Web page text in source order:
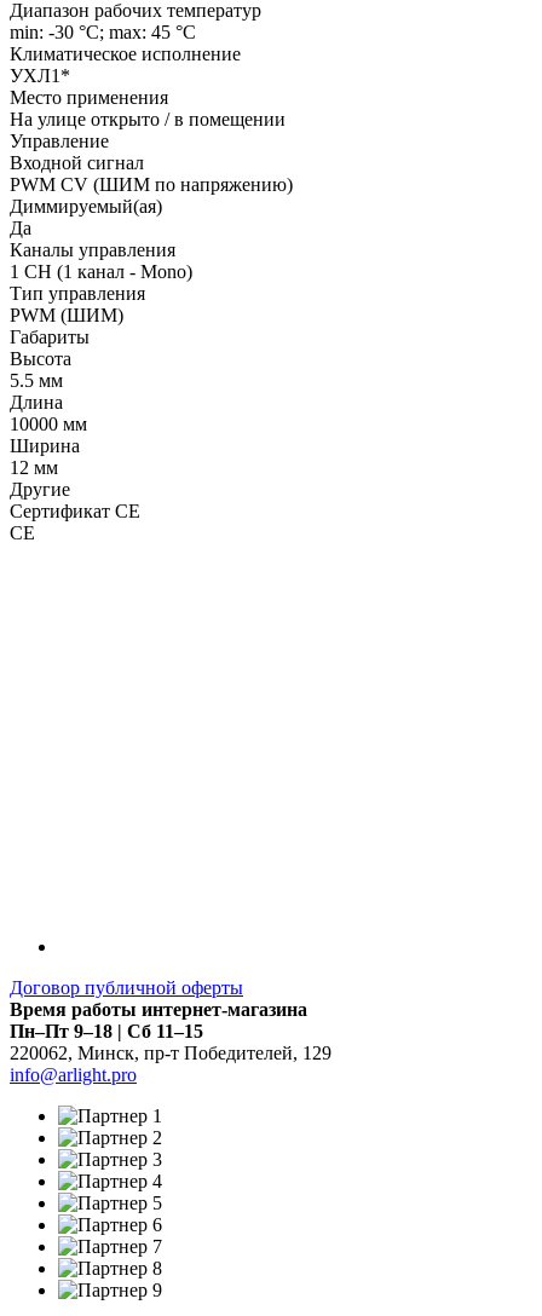
Диапазон рабочих температур
min: -30 °C; max: 45 °C
Климатическое исполнение
УХЛ1*
Место применения
На улице открыто / в помещении
Управление
Входной сигнал
PWM СV (ШИМ по напряжению)
Диммируемый(ая)
Да
Каналы управления
1 CH (1 канал - Mono)
Тип управления
PWM (ШИМ)
Габариты
Высота
5.5 мм
Длина
10000 мм
Ширина
12 мм
Другие
Сертификат CE
CE
Договор публичной оферты
Время работы интернет-магазина
Пн–Пт 9–18 | Сб 11–15
220062, Минск, пр-т Победителей, 129
info@arlight.pro